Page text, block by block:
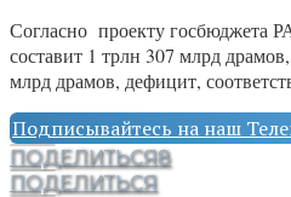
Согласно проекту госбюджета
составит 1 трлн 307 млрд
млрд драмов, дефицит,
Подписывайтесь на наш
ПОДЕЛИТЬСЯ8
ПОДЕЛИТЬСЯ